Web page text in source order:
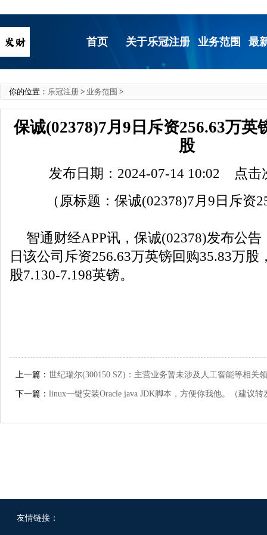
首页 关于乐冠注册 业务范围 最
你的位置： 乐冠注册 > 业务范围 >
保诚(02378)7月9日斥资256.63万英
股
发布日期：2024-07-14 10:02 点击
（原标题：保诚(02378)7月9日斥资
智通财经APP讯，保诚(02378)发布公告
日该公司斥资256.63万英镑回购35.83万股
股7.130-7.198英镑。
上一篇： 世纪瑞尔(300150.SZ)：主营业务暂未涉及人工智能等相关
下一篇： linux一键安装Oracle java JDK脚本，方便你我他。（建议转
友情链接：